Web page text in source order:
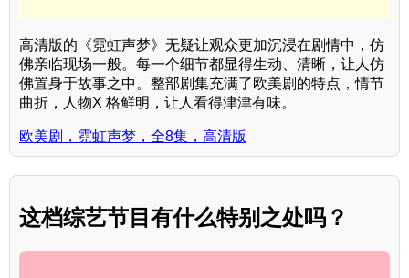
高清版的《霓虹声梦》无疑让观众更加沉浸在剧情中，仿
佛亲临现场一般。每一个细节都显得生动、清晰，让人仿
佛置身于故事之中。整部剧集充满了欧美剧的特点，情节
曲折，人物X 格鲜明，让人看得津津有味。
欧美剧，霓虹声梦，全8集，高清版
这档综艺节目有什么特别之处吗？